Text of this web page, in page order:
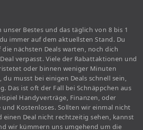
unser Bestes und das täglich von 8 bis 1
immer auf dem aktuellsten Stand. Du
nächsten Deals warten, noch dich
verpasst. Viele der Rabattaktionen und
oder binnen weniger Minuten
musst bei einigen Deals schnell sein,
Das ist oft der Fall bei Schnäppchen aus
Handyverträge, Finanzen, oder
und Kostenloses. Sollten wir einmal nicht
einen Deal nicht rechtzeitig sehen, kannst
wir kümmern uns umgehend um die